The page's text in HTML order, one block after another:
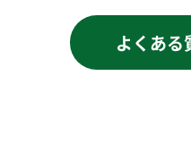
よくある